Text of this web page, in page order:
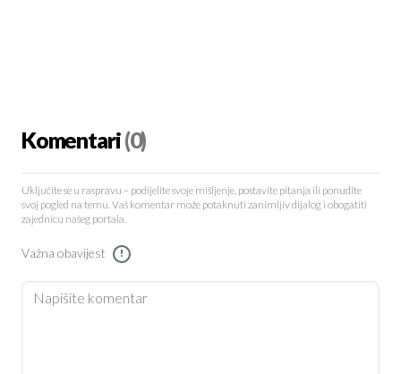
Komentari(0)
Uključite se u raspravu – podijelite svoje mišljenje, postavite pitanja ili ponudite
svoj pogled na temu. Vaš komentar može potaknuti zanimljiv dijalog i obogatiti
zajednicu našeg portala.
Važna obavijest !